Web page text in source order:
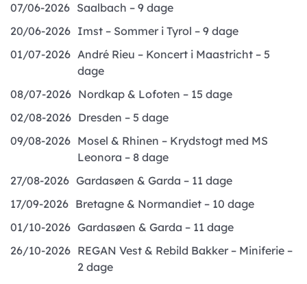
07/06-2026 Saalbach – 9 dage
20/06-2026 Imst – Sommer i Tyrol – 9 dage
01/07-2026 André Rieu – Koncert i Maastricht – 5
dage
08/07-2026 Nordkap & Lofoten – 15 dage
02/08-2026 Dresden – 5 dage
09/08-2026 Mosel & Rhinen – Krydstogt med MS
Leonora – 8 dage
27/08-2026 Gardasøen & Garda – 11 dage
17/09-2026 Bretagne & Normandiet – 10 dage
01/10-2026 Gardasøen & Garda – 11 dage
26/10-2026 REGAN Vest & Rebild Bakker – Miniferie –
2 dage